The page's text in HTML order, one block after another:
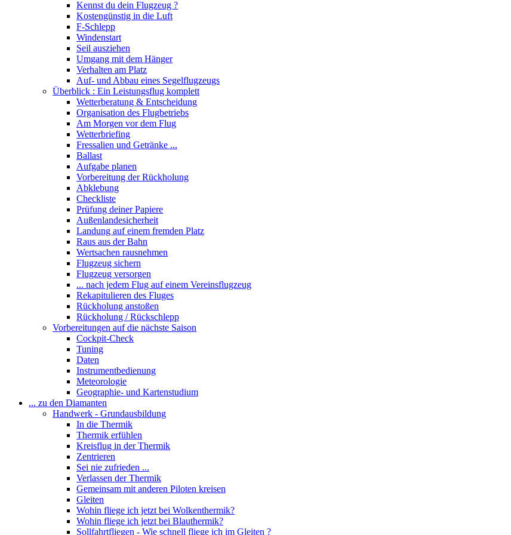
Kennst du dein Flugzeug ?
Kostengünstig in die Luft
F-Schlepp
Windenstart
Seil ausziehen
Umgang mit dem Hänger
Verhalten am Platz
Auf- und Abbau eines Segelflugzeugs
Überblick : Ein Leistungsflug komplett
Wetterberatung & Entscheidung
Organisation des Flugbetriebs
Am Morgen vor dem Flug
Wetterbriefing
Fressalien und Getränke ...
Ballast
Aufgabe planen
Vorbereitung der Rückholung
Abklebung
Checkliste
Prüfung deiner Papiere
Außenlandesicherheit
Landung auf einem fremden Platz
Raus aus der Bahn
Wertsachen rausnehmen
Flugzeug sichern
Flugzeug versorgen
... nach jedem Flug auf einem Vereinsflugzeug
Rekapitulieren des Fluges
Rückholung anstoßen
Rückholung / Rückschlepp
Vorbereitungen auf die nächste Saison
Cockpit-Check
Tuning
Daten
Instrumentbedienung
Meteorologie
Geographie- und Kartenstudium
... zu den Diamanten
Handwerk - Grundausbildung
In die Thermik
Thermik erfühlen
Kreisflug in der Thermik
Zentrieren
Sei nie zufrieden ...
Verlassen der Thermik
Gemeinsam mit anderen Piloten kreisen
Gleiten
Wohin fliege ich jetzt bei Wolkenthermik?
Wohin fliege ich jetzt bei Blauthermik?
Sollfahrtfliegen - Wie schnell fliege ich im Gleiten ?